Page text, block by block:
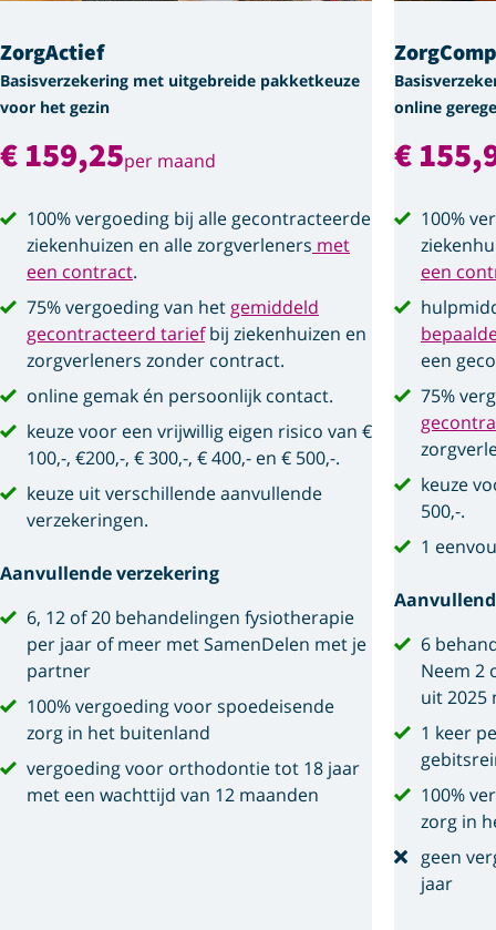
ZorgActief
Basisverzekering met uitgebreide pakketkeuze
voor het gezin
€ 159,25per maand
100% vergoeding bij alle gecontracteerde
ziekenhuizen en alle zorgverleners met
een contract.
75% vergoeding van het gemiddeld
gecontracteerd tariefbij ziekenhuizen en
zorgverleners zonder contract.
online gemak én persoonlijk contact.
keuze voor een vrijwillig eigen risico van €
100,-, €200,-, € 300,-, € 400,- en € 500,-.
keuze uit verschillende aanvullende
verzekeringen.
Aanvullende verzekering
6, 12 of 20 behandelingen fysiotherapie
per jaar of meer met SamenDelen met je
partner
100% vergoeding voor spoedeisende
zorg in het buitenland
vergoeding voor orthodontie tot 18 jaar
met een wachttijd van 12 maanden
online
€
100%
een
een
75%
keuze
500,-.
1
6
Neem 2
uit 2025
1 keer
100%
zorg in
geen
jaar